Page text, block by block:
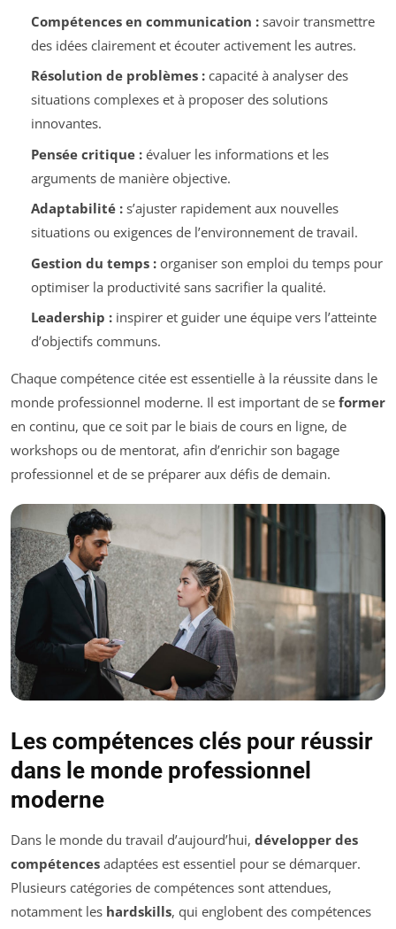
Compétences en communication :savoir transmettre
des idées clairement et écouter activement les autres.
Résolution de problèmes :capacité à analyser des
situations complexes et à proposer des solutions
innovantes.
Pensée critique :évaluer les informations et les
arguments de manière objective.
Adaptabilité :s’ajuster rapidement aux nouvelles
situations ou exigences de l’environnement de travail.
Gestion du temps :organiser son emploi du temps pour
optimiser la productivité sans sacrifier la qualité.
Leadership :inspirer et guider une équipe vers l’atteinte
d’objectifs communs.
Chaque compétence citée est essentielle à la réussite dans le
monde professionnel moderne. Il est important de se former
en continu, que ce soit par le biais de cours en ligne, de
workshops ou de mentorat, afin d’enrichir son bagage
professionnel et de se préparer aux défis de demain.
Les compétences clés pour réussir
dans le monde professionnel
moderne
Dans le monde du travail d’aujourd’hui, développer des
compétences adaptées est essentiel pour se démarquer.
Plusieurs catégories de compétences sont attendues,
notamment les hardskills, qui englobent des compétences